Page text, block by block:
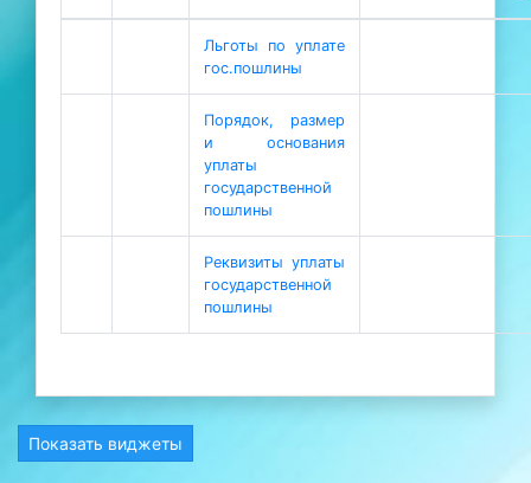
Льготы по уплате
гос.пошлины
Порядок, размер
и основания
уплаты
государственной
пошлины
Реквизиты уплаты
государственной
пошлины
Показать виджеты